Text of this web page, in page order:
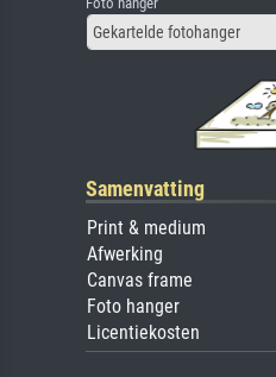
Gekartelde fotohanger
Samenvatting
Print & medium
Afwerking
Canvas frame
Foto hanger
Licentiekosten